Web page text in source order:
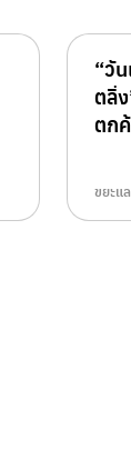
“วั
ตลิ่
ตก
ขยะแ